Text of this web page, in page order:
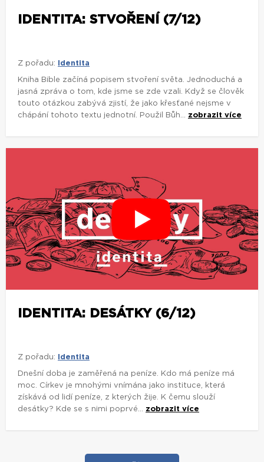
IDENTITA: STVOŘENÍ (7/12)
Z pořadu: Identita
Kniha Bible začíná popisem stvoření světa. Jednoduchá a
jasná zpráva o tom, kde jsme se zde vzali. Když se člověk
touto otázkou zabývá zjistí, že jako křesťané nejsme v
chápání tohoto textu jednotní. Použil Bůh... zobrazit více
IDENTITA: DESÁTKY (6/12)
Z pořadu: Identita
Dnešní doba je zaměřená na peníze. Kdo má peníze má
moc. Církev je mnohými vnímána jako instituce, která
získává od lidí peníze, z kterých žije. K čemu slouží
desátky? Kde se s nimi poprvé... zobrazit více